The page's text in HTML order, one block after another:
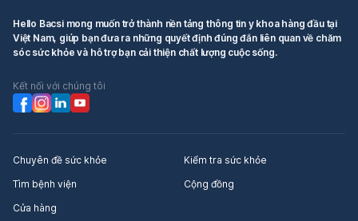
Hello Bacsi mong muốn trở thành nền tảng thông tin y khoa hàng đầu tại
Việt Nam, giúp bạn đưa ra những quyết định đúng đắn liên quan về chăm
sóc sức khỏe và hỗ trợ bạn cải thiện chất lượng cuộc sống.
Kết nối với chúng tôi
Chuyên đề sức khỏe
Kiểm tra sức khỏe
Tìm bệnh viện
Cộng đồng
Cửa hàng